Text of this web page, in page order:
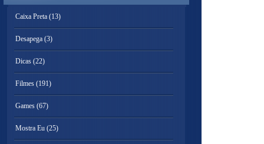
Caixa Preta (13)
Desapega (3)
Dicas (22)
Filmes (191)
Games (67)
Mostra Eu (25)